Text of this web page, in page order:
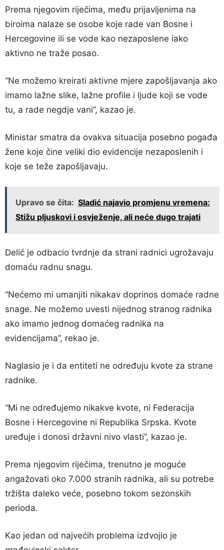
Prema njegovim riječima, među prijavljenima na
biroima nalaze se osobe koje rade van Bosne i
Hercegovine ili se vode kao nezaposlene iako
aktivno ne traže posao.
“Ne možemo kreirati aktivne mjere zapošljavanja ako
imamo lažne slike, lažne profile i ljude koji se vode
tu, a rade negdje vani”, kazao je.
Ministar smatra da ovakva situacija posebno pogađa
žene koje čine veliki dio evidencije nezaposlenih i
koje se teže zapošljavaju.
Upravo se čita: Sladić najavio promjenu vremena:
Stižu pljuskovi i osvježenje, ali neće dugo trajati
Delić je odbacio tvrdnje da strani radnici ugrožavaju
domaću radnu snagu.
“Nećemo mi umanjiti nikakav doprinos domaće radne
snage. Ne možemo uvesti nijednog stranog radnika
ako imamo jednog domaćeg radnika na
evidencijama”, rekao je.
Naglasio je i da entiteti ne određuju kvote za strane
radnike.
“Mi ne određujemo nikakve kvote, ni Federacija
Bosne i Hercegovine ni Republika Srpska. Kvote
uređuje i donosi državni nivo vlasti”, kazao je.
Prema njegovim riječima, trenutno je moguće
angažovati oko 7.000 stranih radnika, ali su potrebe
tržišta daleko veće, posebno tokom sezonskih
perioda.
Kao jedan od najvećih problema izdvojio je